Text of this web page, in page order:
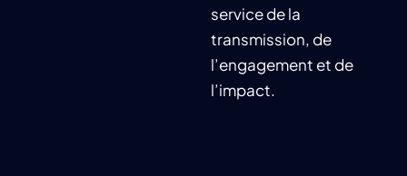
service de la
transmission, de
l’engagement et de
l’impact.